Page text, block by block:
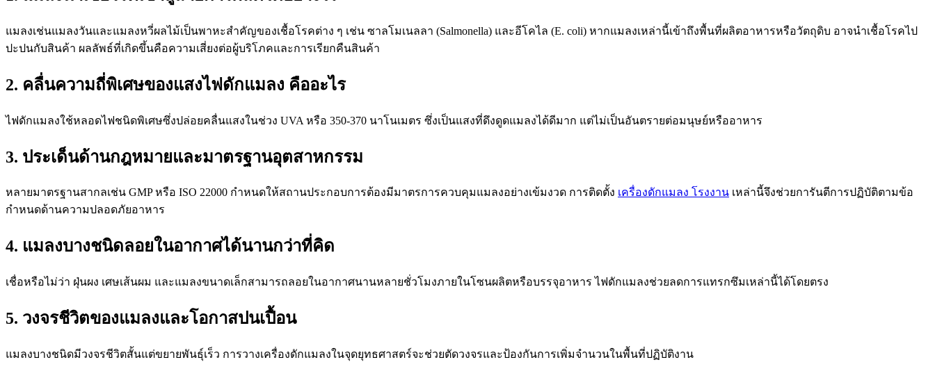
แมลงเช่นแมลงวันและแมลงหวี่ผลไม้เป็นพาหะสำคัญของเชื้อโรคต่าง ๆ เช่น ซาลโมเนลลา (Salmonella) และอีโคไล (E. coli) หากแมลงเหล่านี้เข้าถึงพื้นที่ผลิตอาหารหรือวัตถุดิบ อาจนำเชื้อโรคไป
ปะปนกับสินค้า ผลลัพธ์ที่เกิดขึ้นคือความเสี่ยงต่อผู้บริโภคและการเรียกคืนสินค้า
2. คลื่นความถี่พิเศษของแสงไฟดักแมลง คืออะไร
ไฟดักแมลงใช้หลอดไฟชนิดพิเศษซึ่งปล่อยคลื่นแสงในช่วง UVA หรือ 350-370 นาโนเมตร ซึ่งเป็นแสงที่ดึงดูดแมลงได้ดีมาก แต่ไม่เป็นอันตรายต่อมนุษย์หรืออาหาร
3. ประเด็นด้านกฎหมายและมาตรฐานอุตสาหกรรม
หลายมาตรฐานสากลเช่น GMP หรือ ISO 22000 กำหนดให้สถานประกอบการต้องมีมาตรการควบคุมแมลงอย่างเข้มงวด การติดตั้ง เครื่องดักแมลง โรงงาน เหล่านี้จึงช่วยการันตีการปฏิบัติตามข้อ
กำหนดด้านความปลอดภัยอาหาร
4. แมลงบางชนิดลอยในอากาศได้นานกว่าที่คิด
เชื่อหรือไม่ว่า ฝุ่นผง เศษเส้นผม และแมลงขนาดเล็กสามารถลอยในอากาศนานหลายชั่วโมงภายในโซนผลิตหรือบรรจุอาหาร ไฟดักแมลงช่วยลดการแทรกซึมเหล่านี้ได้โดยตรง
5. วงจรชีวิตของแมลงและโอกาสปนเปื้อน
แมลงบางชนิดมีวงจรชีวิตสั้นแต่ขยายพันธุ์เร็ว การวางเครื่องดักแมลงในจุดยุทธศาสตร์จะช่วยตัดวงจรและป้องกันการเพิ่มจำนวนในพื้นที่ปฏิบัติงาน